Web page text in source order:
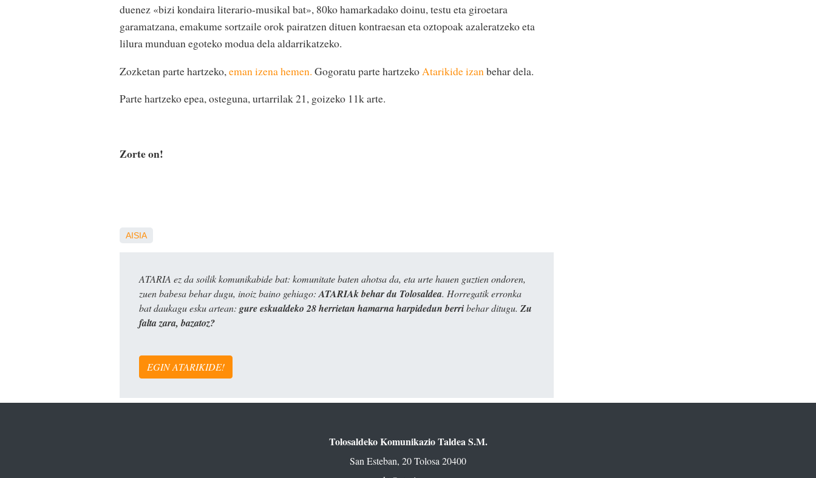
duenez «bizi kondaira literario-musikal bat», 80ko hamarkadako doinu, testu eta giroetara
garamatzana, emakume sortzaile orok pairatzen dituen kontraesan eta oztopoak azaleratzeko eta
lilura munduan egoteko modua dela aldarrikatzeko.
Zozketan parte hartzeko, eman izena hemen. Gogoratu parte hartzeko Atarikide izan behar dela.
Parte hartzeko epea, osteguna, urtarrilak 21, goizeko 11k arte.
Zorte on!
AISIA
ATARIA ez da soilik komunikabide bat: komunitate baten ahotsa da, eta urte hauen guztien ondoren,
zuen babesa behar dugu, inoiz baino gehiago: ATARIAk behar du Tolosaldea. Horregatik erronka
bat daukagu esku artean: gure eskualdeko 28 herrietan hamarna harpidedun berribehar ditugu. Zu
falta zara, bazatoz?
EGIN ATARIKIDE!
Tolosaldeko Komunikazio Taldea S.M.
San Esteban, 20 Tolosa 20400